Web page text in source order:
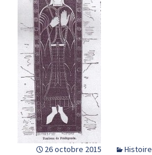
26 octobre 2015 Histoire